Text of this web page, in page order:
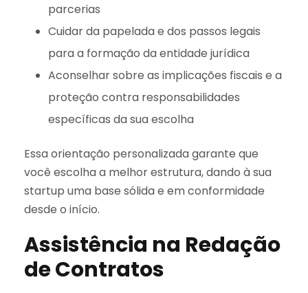
parcerias
Cuidar da papelada e dos passos legais
para a formação da entidade jurídica
Aconselhar sobre as implicações fiscais e a
proteção contra responsabilidades
específicas da sua escolha
Essa orientação personalizada garante que
você escolha a melhor estrutura, dando à sua
startup uma base sólida e em conformidade
desde o início.
Assistência na Redação
de Contratos